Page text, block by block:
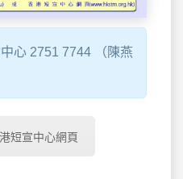
心 2751 7744 （陳燕
短宣中心網頁